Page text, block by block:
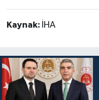
Kaynak: İHA